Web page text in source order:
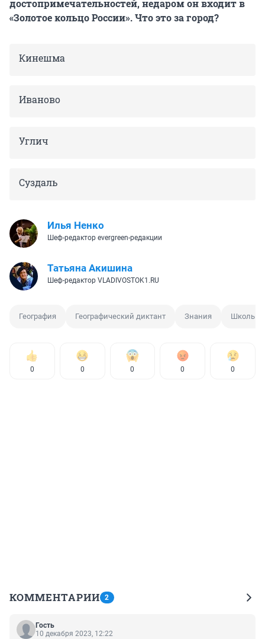
достопримечательностей, недаром он входит в
«Золотое кольцо России». Что это за город?
Кинешма
Иваново
Углич
Суздаль
Илья Ненко
Шеф-редактор evergreen-редакции
Татьяна Акишина
Шеф-редактор VLADIVOSTOK1.RU
География Географический диктант Знания
0 0 0 0 0
КОММЕНТАРИИ 2
Гость
10 декабря 2023, 12:22